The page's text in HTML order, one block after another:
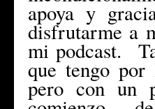
apoya y
disfrutarme a
mi podcast.
que tengo
pero con un